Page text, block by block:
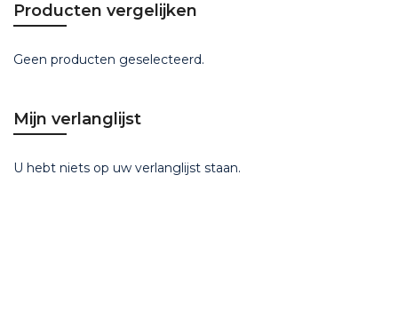
Producten vergelijken
Geen producten geselecteerd.
Mijn verlanglijst
U hebt niets op uw verlanglijst staan.